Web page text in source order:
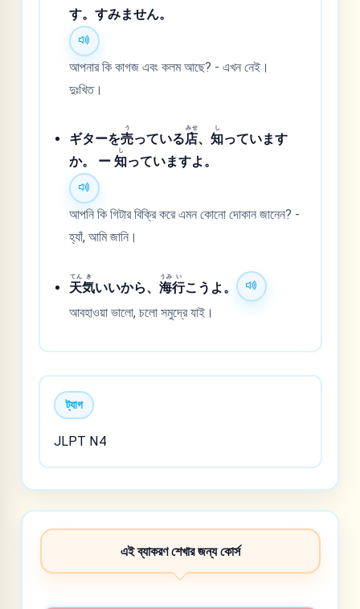
す。すみません。
আপনার কি কাগজ এবং কলম আছে? - এখন নেই।
দুঃখিত।
ギターを売
う
っている店
みせ
、知
し
っています
か。 ー知
し
っていますよ。
আপনি কি গিটার বিক্রি করে এমন কোনো দোকান জানেন? -
হ্যাঁ, আমি জানি।
天
てん
気
き
いいから、海
うみ
行
い
こうよ。
আবহাওয়া ভালো, চলো সমুদ্রে যাই।
ট্যাগ
JLPT N4
এই ব্যাকরণ শেখার জন্য কোর্স